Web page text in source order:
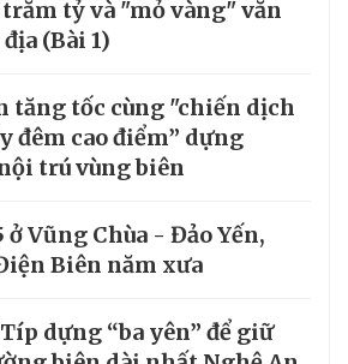
trăm tỷ và "mỏ vàng" văn
(Bài 1)
tăng tốc cùng "chiến dịch
đêm cao điểm” dựng
trú vùng biên
ở Vũng Chùa - Đảo Yến,
Biên năm xưa
dựng “ba yên” để giữ